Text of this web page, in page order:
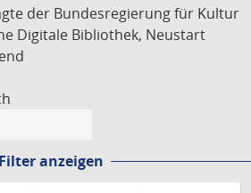
der Bundesregierung für Kultur
Digitale Bibliothek, Neustart
Filter anzeigen